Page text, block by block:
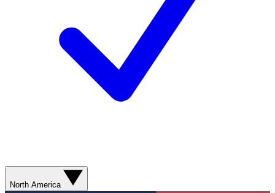
North America